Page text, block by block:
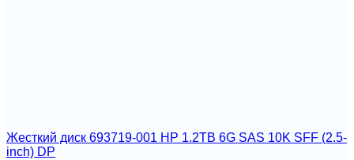
Жесткий диск 693719-001 HP 1.2TB 6G SAS 10K SFF (2.5-
inch) DP